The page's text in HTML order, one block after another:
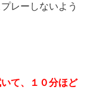
レーしないよう
て、１０分ほど